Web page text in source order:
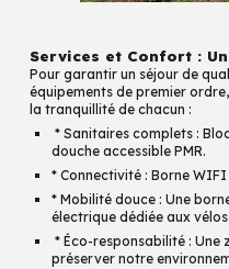
Services et Confort :
Pour garantir un séjour de
équipements de premier
la tranquillité de chacun :
* Sanitaires complets :
douche accessible PMR.
* Connectivité : Borne
* Mobilité douce : Une
électrique dédiée aux vélos.
* Éco-responsabilité :
préserver notre